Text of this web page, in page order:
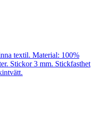
textil. Material: 100%
Stickor 3 mm. Stickfasthet